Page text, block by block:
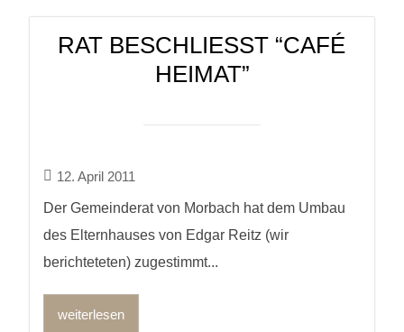
RAT BESCHLIESST “CAFÉ H
EIMAT”
12. April 2011
Der Gemeinderat von Morbach hat dem Umbau
des Elternhauses von Edgar Reitz (wir
berichteteten) zugestimmt...
weiterlesen